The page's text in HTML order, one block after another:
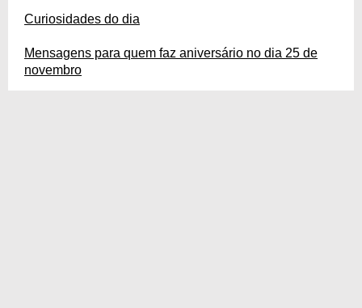
Curiosidades do dia
Mensagens para quem faz aniversário no dia 25 de
novembro